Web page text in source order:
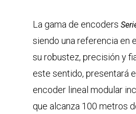
La gama de encoders
siendo una referencia en
su robustez, precisión y
este sentido, presentará
encoder lineal modular
que alcanza 100 metros